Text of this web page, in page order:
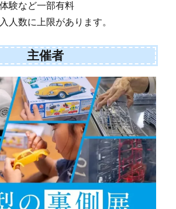
験など一部有料
人数に上限があります。
主催者